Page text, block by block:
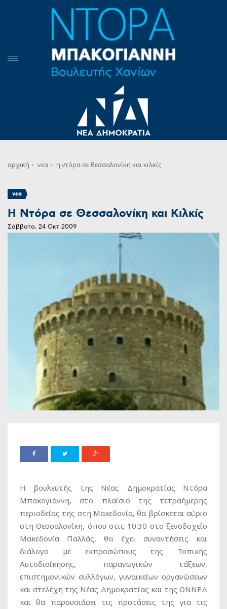
αρχική νεα η ντόρα σε θεσσαλονίκη και κιλκίς
νεα
Η Ντόρα σε Θεσσαλονίκη και Κιλκίς
Σάββατο, 24 Οκτ 2009
Η βουλευτής της Νέας Δημοκρατίας Ντόρα
Μπακογιάννη, στο πλαίσιο της τετραήμερης
περιοδείας της στη Μακεδονία, θα βρίσκεται αύριο
στη Θεσσαλονίκη, όπου στις 10:30 στο ξενοδοχείο
Μακεδονία Παλλάς, θα έχει συναντήσεις και
διάλογο με εκπροσώπους της Τοπικής
Αυτοδιοίκησης, παραγωγικών τάξεων,
επιστημονικών συλλόγων, γυναικείων οργανώσεων
και στελέχη της Νέας Δημοκρατίας και της ΟΝΝΕΔ
και θα παρουσιάσει τις προτάσεις της για τις